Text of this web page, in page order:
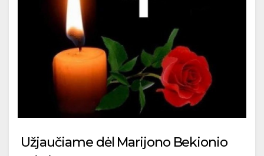
Užjaučiame dėl Marijono Bekionio